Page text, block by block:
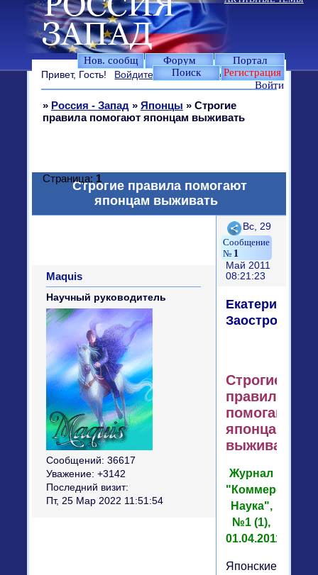
Нов. сообщ Форум
Портал
Поиск
Регистрация
Войти
Привет, Гость! Войдите илизарегистрируйтесь.
» Россия - Запад » Японцы » Строгие
правила помогают японцам выживать
Строгие правила помогают
японцам выживать
Страница: 1
Поделиться
1
Вс, 29
Май 2011
08:21:23
Maquis
Научный руководитель
Сообщений: 36617
Уважение: +3142
Последний визит:
Пт, 25 Мар 2022 11:51:54
Екатерина
Заостровцева
Строгие
правила
помогают
японцам
выживать
Журнал
"Коммерсантъ
Наука",
№1 (1),
01.04.2011
Японские